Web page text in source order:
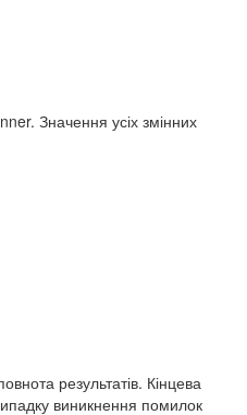
Значення усіх змінних
результатів. Кінцева
виникнення помилок